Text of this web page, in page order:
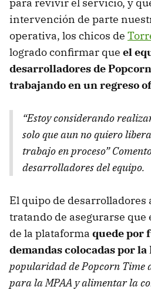
intervención de parte
operativa, los chicos de
logrado confirmar que el
desarrolladores de
trabajando en un regreso
“Estoy considerando
solo que aun no quiero
trabajo en proceso”
desarrolladores del equipo.
El quipo de
tratando de asegurarse que
de la plataforma quede por
demandas colocadas por la
popularidad de Popcorn Time
para la MPAA y alimentar la